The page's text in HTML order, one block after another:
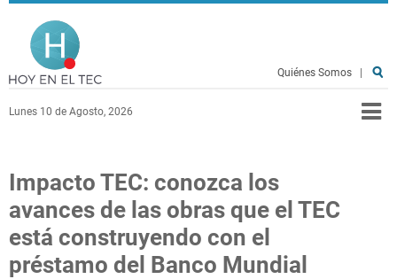
Pasar al contenido principal
Lunes 10 de Agosto, 2026
Quiénes Somos
Impacto TEC: conozca los
avances de las obras que el TEC
está construyendo con el
préstamo del Banco Mundial